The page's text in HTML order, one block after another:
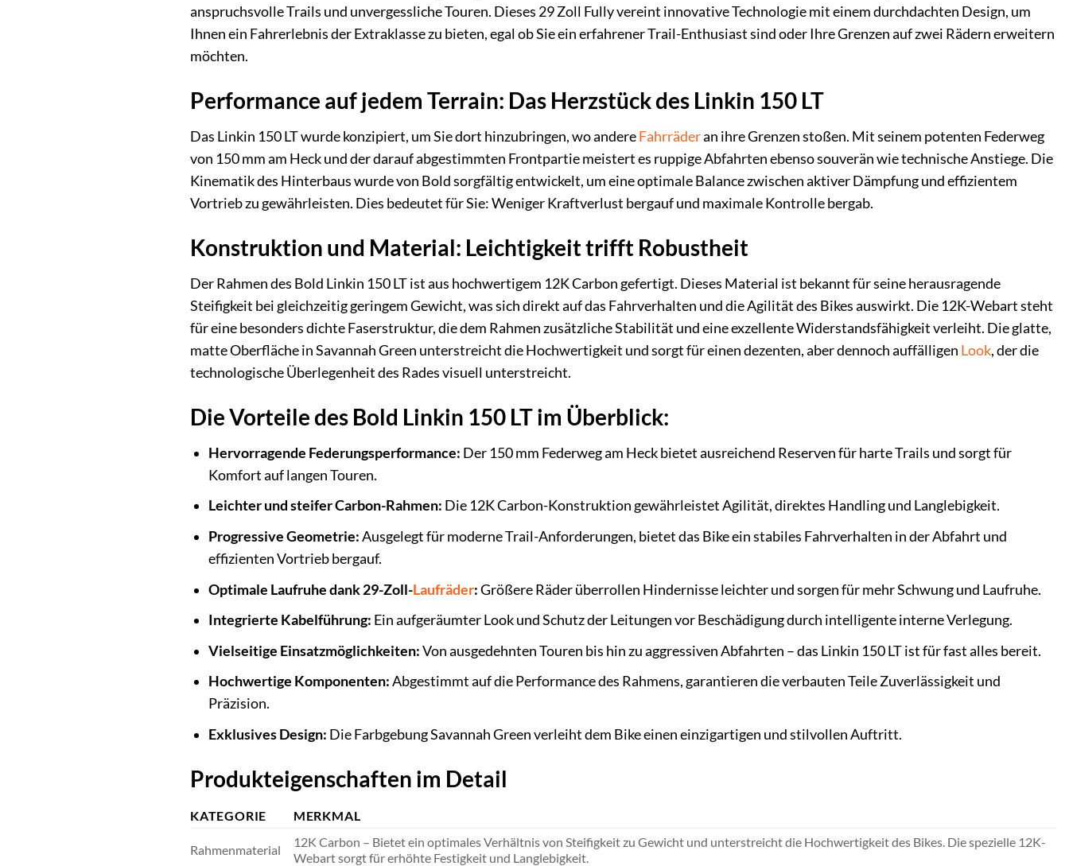
anspruchsvolle Trails und unvergessliche Touren. Dieses 29 Zoll Fully vereint innovative Technologie mit einem durchdachten Design, um
Ihnen ein Fahrerlebnis der Extraklasse zu bieten, egal ob Sie ein erfahrener Trail-Enthusiast sind oder Ihre Grenzen auf zwei Rädern erweitern
möchten.
Performance auf jedem Terrain: Das Herzstück des Linkin 150 LT
Das Linkin 150 LT wurde konzipiert, um Sie dort hinzubringen, wo andereFahrräderan ihre Grenzen stoßen. Mit seinem potenten Federweg
von 150 mm am Heck und der darauf abgestimmten Frontpartie meistert es ruppige Abfahrten ebenso souverän wie technische Anstiege. Die
Kinematik des Hinterbaus wurde von Bold sorgfältig entwickelt, um eine optimale Balance zwischen aktiver Dämpfung und effizientem
Vortrieb zu gewährleisten. Dies bedeutet für Sie: Weniger Kraftverlust bergauf und maximale Kontrolle bergab.
Konstruktion und Material: Leichtigkeit trifft Robustheit
Der Rahmen des Bold Linkin 150 LT ist aus hochwertigem 12K Carbon gefertigt. Dieses Material ist bekannt für seine herausragende
Steifigkeit bei gleichzeitig geringem Gewicht, was sich direkt auf das Fahrverhalten und die Agilität des Bikes auswirkt. Die 12K-Webart steht
für eine besonders dichte Faserstruktur, die dem Rahmen zusätzliche Stabilität und eine exzellente Widerstandsfähigkeit verleiht. Die glatte,
matte Oberfläche in Savannah Green unterstreicht die Hochwertigkeit und sorgt für einen dezenten, aber dennoch auffälligen Look, der die
technologische Überlegenheit des Rades visuell unterstreicht.
Die Vorteile des Bold Linkin 150 LT im Überblick:
Hervorragende Federungsperformance: Der 150 mm Federweg am Heck bietet ausreichend Reserven für harte Trails und sorgt für
Komfort auf langen Touren.
Leichter und steifer Carbon-Rahmen: Die 12K Carbon-Konstruktion gewährleistet Agilität, direktes Handling und Langlebigkeit.
Progressive Geometrie:Ausgelegt für moderne Trail-Anforderungen, bietet das Bike ein stabiles Fahrverhalten in der Abfahrt und
effizienten Vortrieb bergauf.
Optimale Laufruhe dank 29-Zoll-Laufräder:Größere Räder überrollen Hindernisse leichter und sorgen für mehr Schwung und Laufruhe.
Integrierte Kabelführung: Ein aufgeräumter Look und Schutz der Leitungen vor Beschädigung durch intelligente interne Verlegung.
Vielseitige Einsatzmöglichkeiten:Von ausgedehnten Touren bis hin zu aggressiven Abfahrten – das Linkin 150 LT ist für fast alles bereit.
Hochwertige Komponenten:Abgestimmt auf die Performance des Rahmens, garantieren die verbauten Teile Zuverlässigkeit und
Präzision.
Exklusives Design: Die Farbgebung Savannah Green verleiht dem Bike einen einzigartigen und stilvollen Auftritt.
Produkteigenschaften im Detail
KATEGORIE MERKMAL
Rahmenmaterial
12K Carbon – Bietet ein optimales Verhältnis von Steifigkeit zu Gewicht und unterstreicht die Hochwertigkeit des Bikes. Die spezielle 12K-
Webart sorgt für erhöhte Festigkeit und Langlebigkeit.